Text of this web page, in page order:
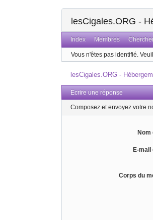
lesCigales.ORG -
Index Membres
Vous n'êtes pas identifié.
lesCigales.ORG -
Ecrire une réponse
Composez et envoyez votre
E-
Corps du